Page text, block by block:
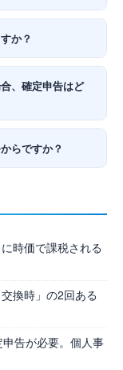
か？
、確定申告はど
らですか？
時価で課税される
換時」の2回ある
告が必要。個人事